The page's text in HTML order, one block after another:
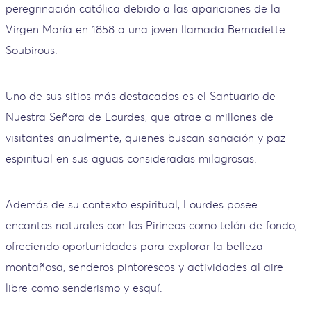
peregrinación católica debido a las apariciones de la
Virgen María en 1858 a una joven llamada Bernadette
Soubirous.
Uno de sus sitios más destacados es el Santuario de
Nuestra Señora de Lourdes, que atrae a millones de
visitantes anualmente, quienes buscan sanación y paz
espiritual en sus aguas consideradas milagrosas.
Además de su contexto espiritual, Lourdes posee
encantos naturales con los Pirineos como telón de fondo,
ofreciendo oportunidades para explorar la belleza
montañosa, senderos pintorescos y actividades al aire
libre como senderismo y esquí.